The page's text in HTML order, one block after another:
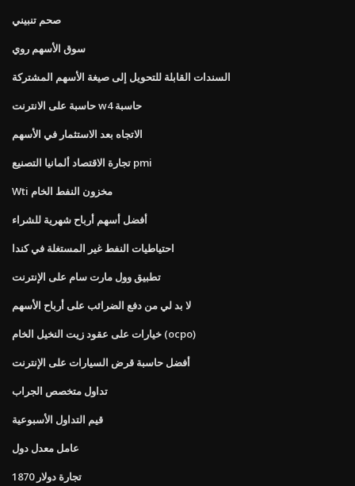
صحم تنبيني
سوق الأسهم روي
السندات القابلة للتحويل إلى صيغة الأسهم المشتركة
حاسبة على الانترنت w4 حاسبة
الاتجاه بعد الاستثمار في الأسهم
تجارة الاقتصاد ألمانيا التصنيع pmi
Wti مخزون النفط الخام
أفضل أسهم أرباح شهرية للشراء
احتياطيات النفط غير المستغلة في كندا
تطبيق وول مارت سام على الإنترنت
لا بد لي من دفع الضرائب على أرباح الأسهم
خيارات على عقود زيت النخيل الخام (ocpo)
أفضل حاسبة قرض السيارات على الإنترنت
تداول متخصص الجراب
قيم التداول الأسبوعية
عامل معدل دول
تجارة دولار 1870